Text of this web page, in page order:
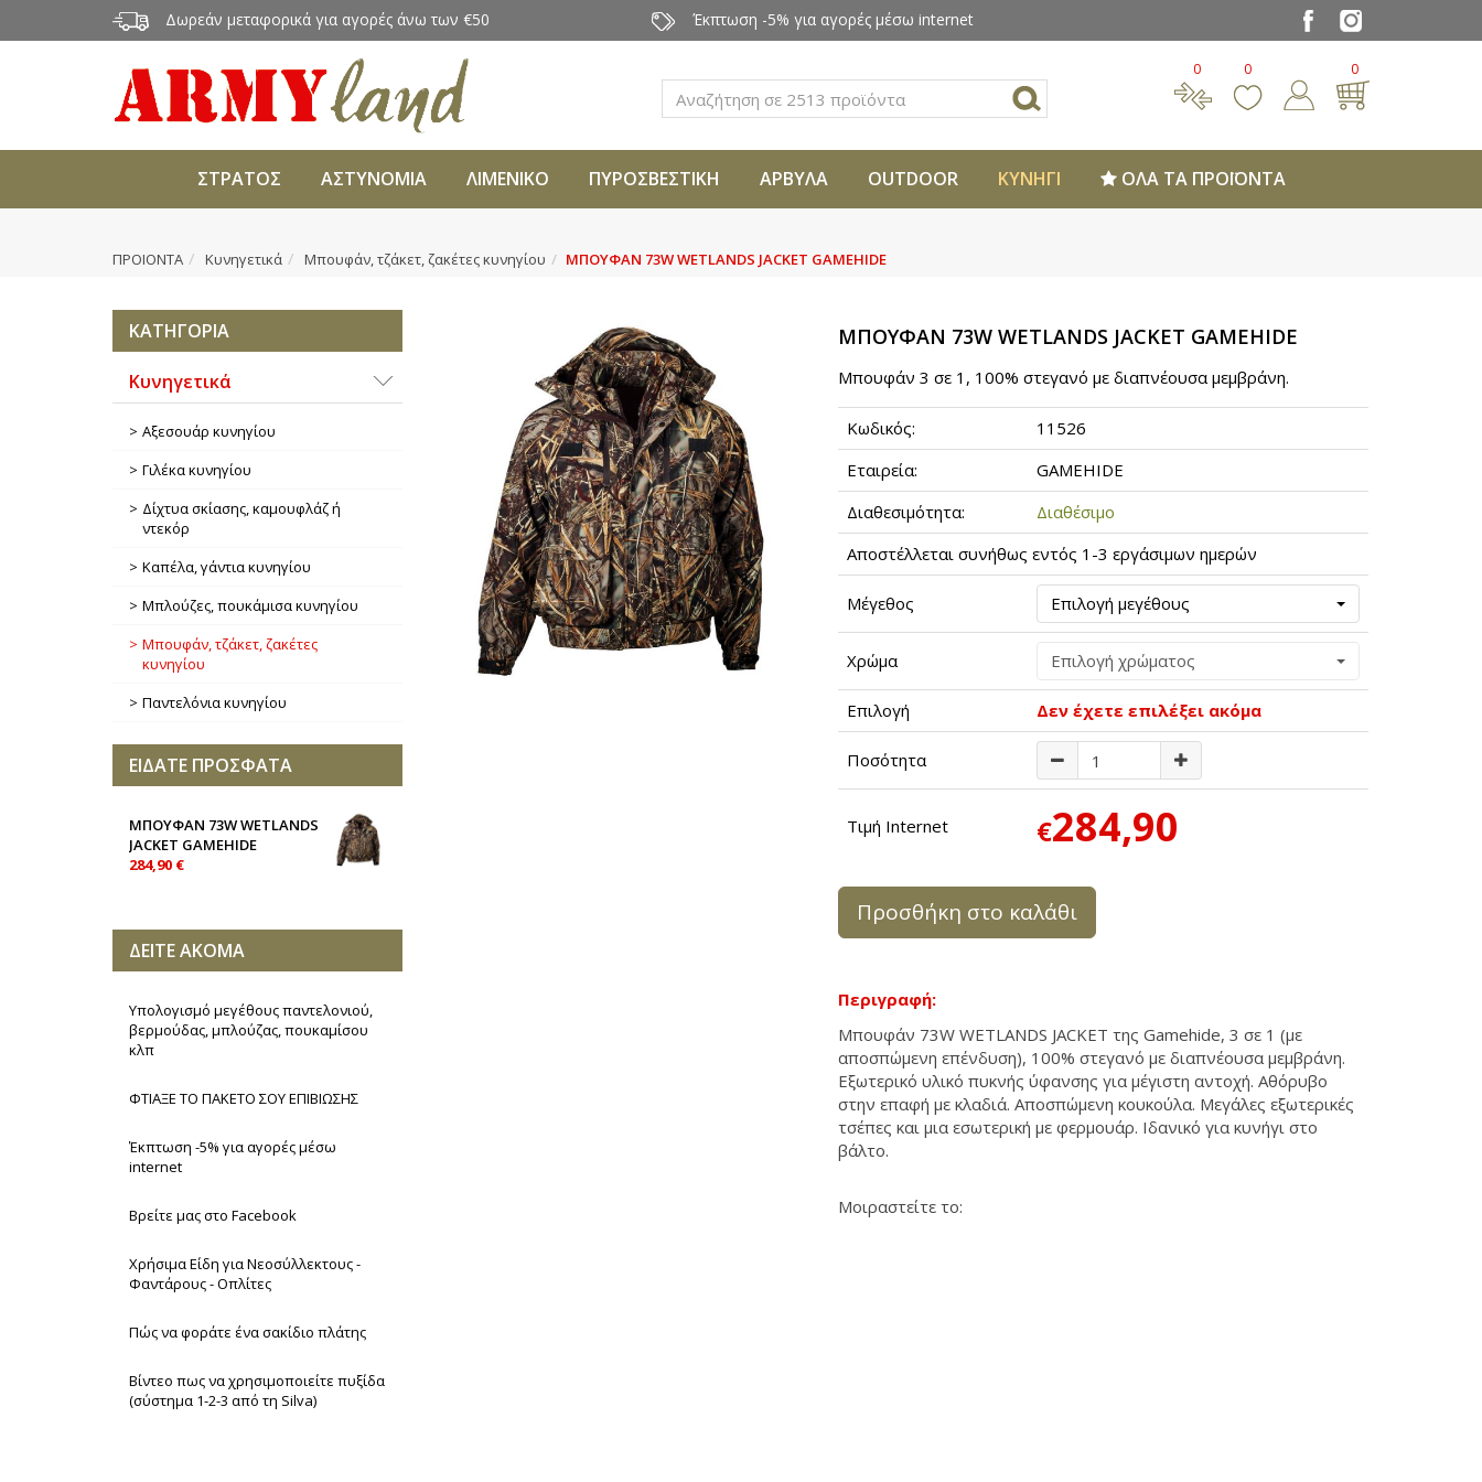
Δωρεάν μεταφορικά για αγορές άνω των €50 Έκπτωση -5% για αγορές μέσω internet
Αναζήτηση
0 0 0
ΣΤΡΑΤΟΣ ΑΣΤΥΝΟΜΙΑ ΛΙΜΕΝΙΚΟ ΠΥΡΟΣΒΕΣΤΙΚΗ ΑΡΒΥΛΑ OUTDOOR ΚΥΝΗΓΙ ΟΛΑ ΤΑ ΠΡΟΪΟΝΤΑ
ΠΡΟΙΟΝΤΑ Κυνηγετικά Μπουφάν, τζάκετ, ζακέτες κυνηγίου ΜΠΟΥΦΑΝ 73W WETLANDS JACKET GAMEHIDE
ΚΑΤΗΓΟΡΙΑ
Κυνηγετικά
Αξεσουάρ κυνηγίου
Γιλέκα κυνηγίου
Δίχτυα σκίασης, καμουφλάζ ή
ντεκόρ
Καπέλα, γάντια κυνηγίου
Μπλούζες, πουκάμισα κυνηγίου
Μπουφάν, τζάκετ, ζακέτες
κυνηγίου
Παντελόνια κυνηγίου
ΕΙΔΑΤΕ ΠΡΟΣΦΑΤΑ
ΜΠΟΥΦΑΝ 73W WETLANDS
JACKET GAMEHIDE
284,90 €
ΔΕΙΤΕ ΑΚΟΜΑ
Υπολογισμό μεγέθους παντελονιού,
βερμούδας, μπλούζας, πουκαμίσου
κλπ
ΦΤΙΑΞΕ ΤΟ ΠΑΚΕΤΟ ΣΟΥ ΕΠΙΒΙΩΣΗΣ
Έκπτωση -5% για αγορές μέσω
internet
Βρείτε μας στο Facebook
Χρήσιμα Είδη για Νεοσύλλεκτους -
Φαντάρους - Οπλίτες
Πώς να φοράτε ένα σακίδιο πλάτης
Βίντεο πως να χρησιμοποιείτε πυξίδα
(σύστημα 1-2-3 από τη Silva)
ΜΠΟΥΦΑΝ 73W WETLANDS JACKET GAMEHIDE
Μπουφάν 3 σε 1, 100% στεγανό με διαπνέουσα μεμβράνη.
Κωδικός:
11526
Εταιρεία:
GAMEHIDE
Διαθεσιμότητα:
Διαθέσιμο
Αποστέλλεται συνήθως εντός 1-3 εργάσιμων ημερών
Μέγεθος Επιλογή μεγέθους
Χρώμα Επιλογή χρώματος
Επιλογή Δεν έχετε επιλέξει ακόμα
Ποσότητα
Τιμή Internet €284,90
Προσθήκη στο καλάθι
Περιγραφή:
Μπουφάν 73W WETLANDS JACKET της Gamehide, 3 σε 1 (με
αποσπώμενη επένδυση), 100% στεγανό με διαπνέουσα μεμβράνη.
Εξωτερικό υλικό πυκνής ύφανσης για μέγιστη αντοχή. Αθόρυβο
στην επαφή με κλαδιά. Αποσπώμενη κουκούλα. Μεγάλες εξωτερικές
τσέπες και μια εσωτερική με φερμουάρ. Ιδανικό για κυνήγι στο
βάλτο.
Μοιραστείτε το: